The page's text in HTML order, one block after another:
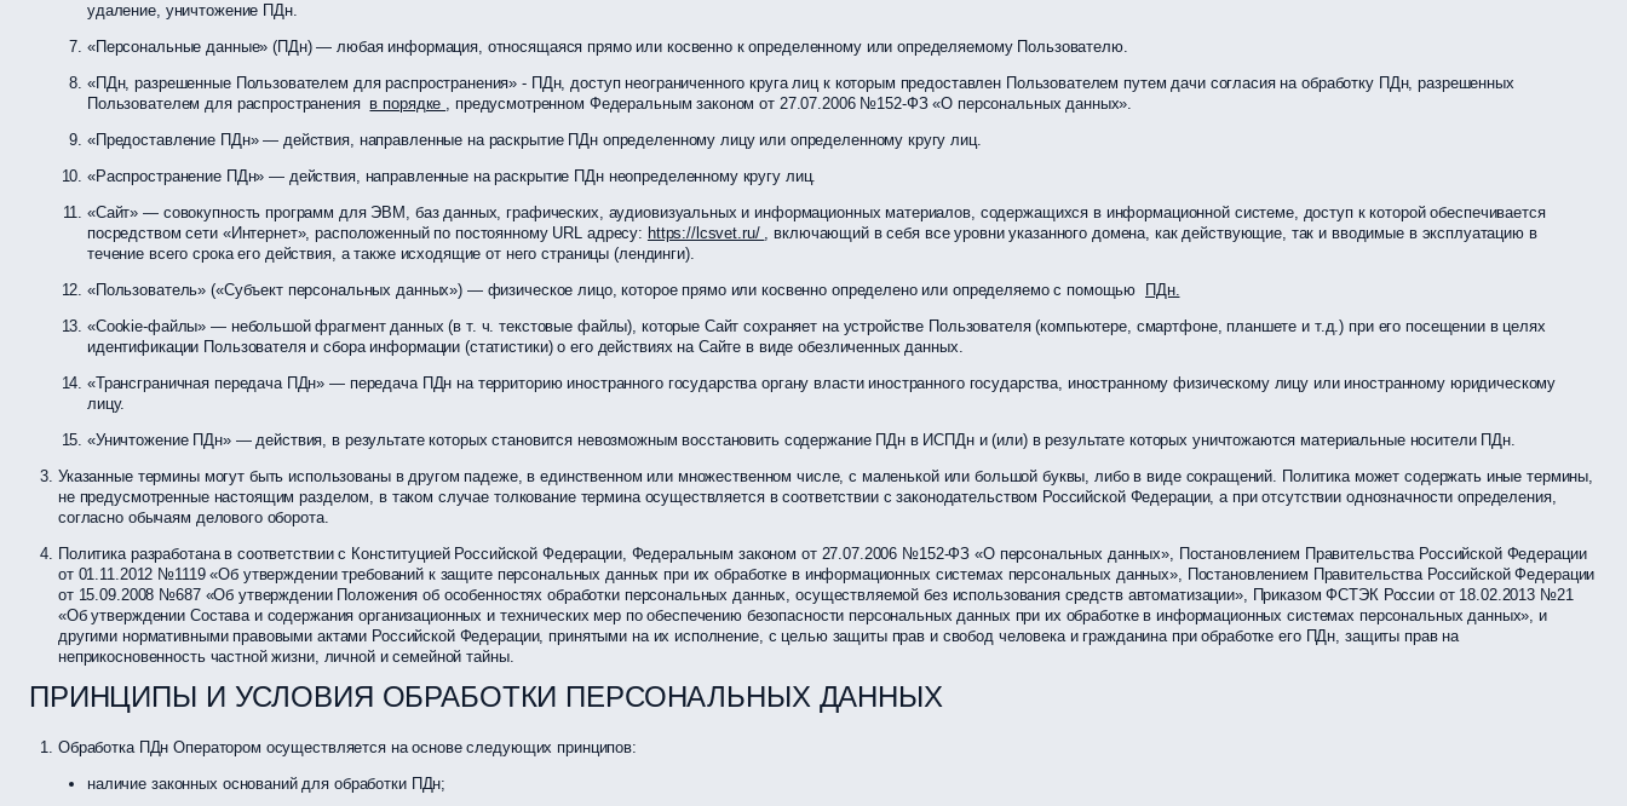
удаление, уничтожение ПДн.
«Персональные данные» (ПДн) — любая информация, относящаяся прямо или косвенно к определенному или определяемому Пользователю.
«ПДн, разрешенные Пользователем для распространения» - ПДн, доступ неограниченного круга лиц к которым предоставлен Пользователем путем дачи согласия на обработку ПДн, разрешенных
Пользователем для распространения в порядке , предусмотренном Федеральным законом от 27.07.2006 №152-ФЗ «О персональных данных».
«Предоставление ПДн» — действия, направленные на раскрытие ПДн определенному лицу или определенному кругу лиц.
«Распространение ПДн» — действия, направленные на раскрытие ПДн неопределенному кругу лиц.
«Сайт» — совокупность программ для ЭВМ, баз данных, графических, аудиовизуальных и информационных материалов, содержащихся в информационной системе, доступ к которой обеспечивается
посредством сети «Интернет», расположенный по постоянному URL адресу: https://lcsvet.ru/ , включающий в себя все уровни указанного домена, как действующие, так и вводимые в эксплуатацию в
течение всего срока его действия, а также исходящие от него страницы (лендинги).
«Пользователь» («Субъект персональных данных») — физическое лицо, которое прямо или косвенно определено или определяемо с помощью
ПДн.
«Cookie-файлы» — небольшой фрагмент данных (в т. ч. текстовые файлы), которые Сайт сохраняет на устройстве Пользователя (компьютере, смартфоне, планшете и т.д.) при его посещении в целях
идентификации Пользователя и сбора информации (статистики) о его действиях на Сайте в виде обезличенных данных.
«Трансграничная передача ПДн» — передача ПДн на территорию иностранного государства органу власти иностранного государства, иностранному физическому лицу или иностранному юридическому
лицу.
«Уничтожение ПДн» — действия, в результате которых становится невозможным восстановить содержание ПДн в ИСПДн и (или) в результате которых уничтожаются материальные носители ПДн.
Указанные термины могут быть использованы в другом падеже, в единственном или множественном числе, с маленькой или большой буквы, либо в виде сокращений. Политика может содержать иные термины,
не предусмотренные настоящим разделом, в таком случае толкование термина осуществляется в соответствии с законодательством Российской Федерации, а при отсутствии однозначности определения,
согласно обычаям делового оборота.
Политика разработана в соответствии с Конституцией Российской Федерации, Федеральным законом от 27.07.2006 №152-ФЗ «О персональных данных», Постановлением Правительства Российской Федерации
от 01.11.2012 №1119 «Об утверждении требований к защите персональных данных при их обработке в информационных системах персональных данных», Постановлением Правительства Российской Федерации
от 15.09.2008 №687 «Об утверждении Положения об особенностях обработки персональных данных, осуществляемой без использования средств автоматизации», Приказом ФСТЭК России от 18.02.2013 №21
«Об утверждении Состава и содержания организационных и технических мер по обеспечению безопасности персональных данных при их обработке в информационных системах персональных данных», и
другими нормативными правовыми актами Российской Федерации, принятыми на их исполнение, с целью защиты прав и свобод человека и гражданина при обработке его ПДн, защиты прав на
неприкосновенность частной жизни, личной и семейной тайны.
ПРИНЦИПЫ И УСЛОВИЯ ОБРАБОТКИ ПЕРСОНАЛЬНЫХ ДАННЫХ
Обработка ПДн Оператором осуществляется на основе следующих принципов:
наличие законных оснований для обработки ПДн;